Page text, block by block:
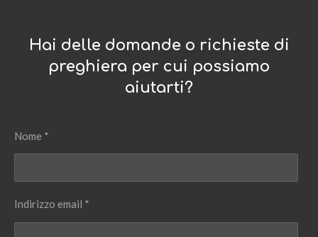
Hai delle domande o richieste di
preghiera per cui possiamo
aiutarti?
Nome *
Indirizzo email *